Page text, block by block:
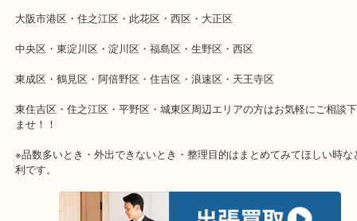
物を整理するケースは年々増加傾向です。
当店ではそういったお困りの方からのご依頼も大歓迎です。
整理したいけどなにが値段つくかわからない…
そんなときはお気軽に下記フォームより出張買取をご依頼下さい。
★出張買取エリアのご紹介★